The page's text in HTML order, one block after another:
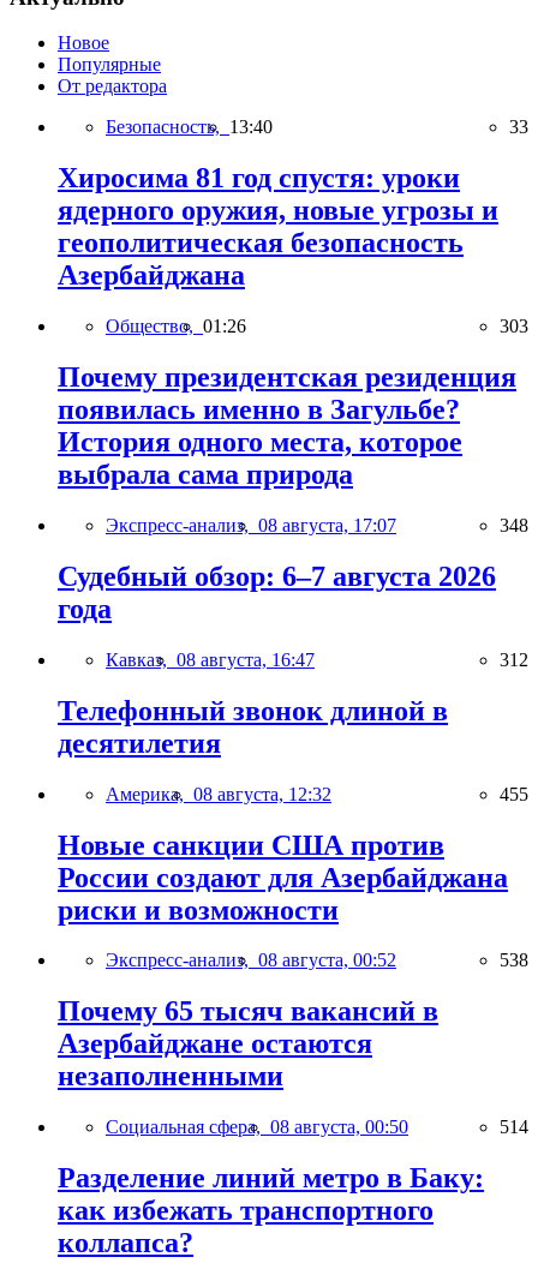
Новое
Популярные
От редактора
Безопасность, 13:40 33
Хиросима 81 год спустя: уроки
ядерного оружия, новые угрозы и
геополитическая безопасность
Азербайджана
Общество, 01:26 303
Почему президентская резиденция
появилась именно в Загульбе?
История одного места, которое
выбрала сама природа
Экспресс-анализ, 08 августа, 17:07 348
Судебный обзор: 6–7 августа 2026
года
Кавказ, 08 августа, 16:47 312
Телефонный звонок длиной в
десятилетия
Америка, 08 августа, 12:32 455
Новые санкции США против
России создают для Азербайджана
риски и возможности
Экспресс-анализ, 08 августа, 00:52 538
Почему 65 тысяч вакансий в
Азербайджане остаются
незаполненными
Социальная сфера, 08 августа, 00:50 514
Разделение линий метро в Баку:
как избежать транспортного
коллапса?